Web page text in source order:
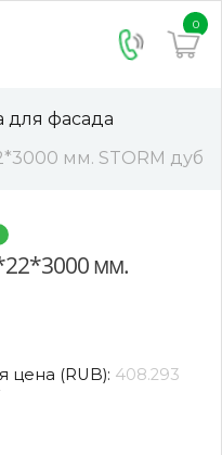
0
для фасада
мм. STORM дуб
мм.
цена (RUB): 408.293